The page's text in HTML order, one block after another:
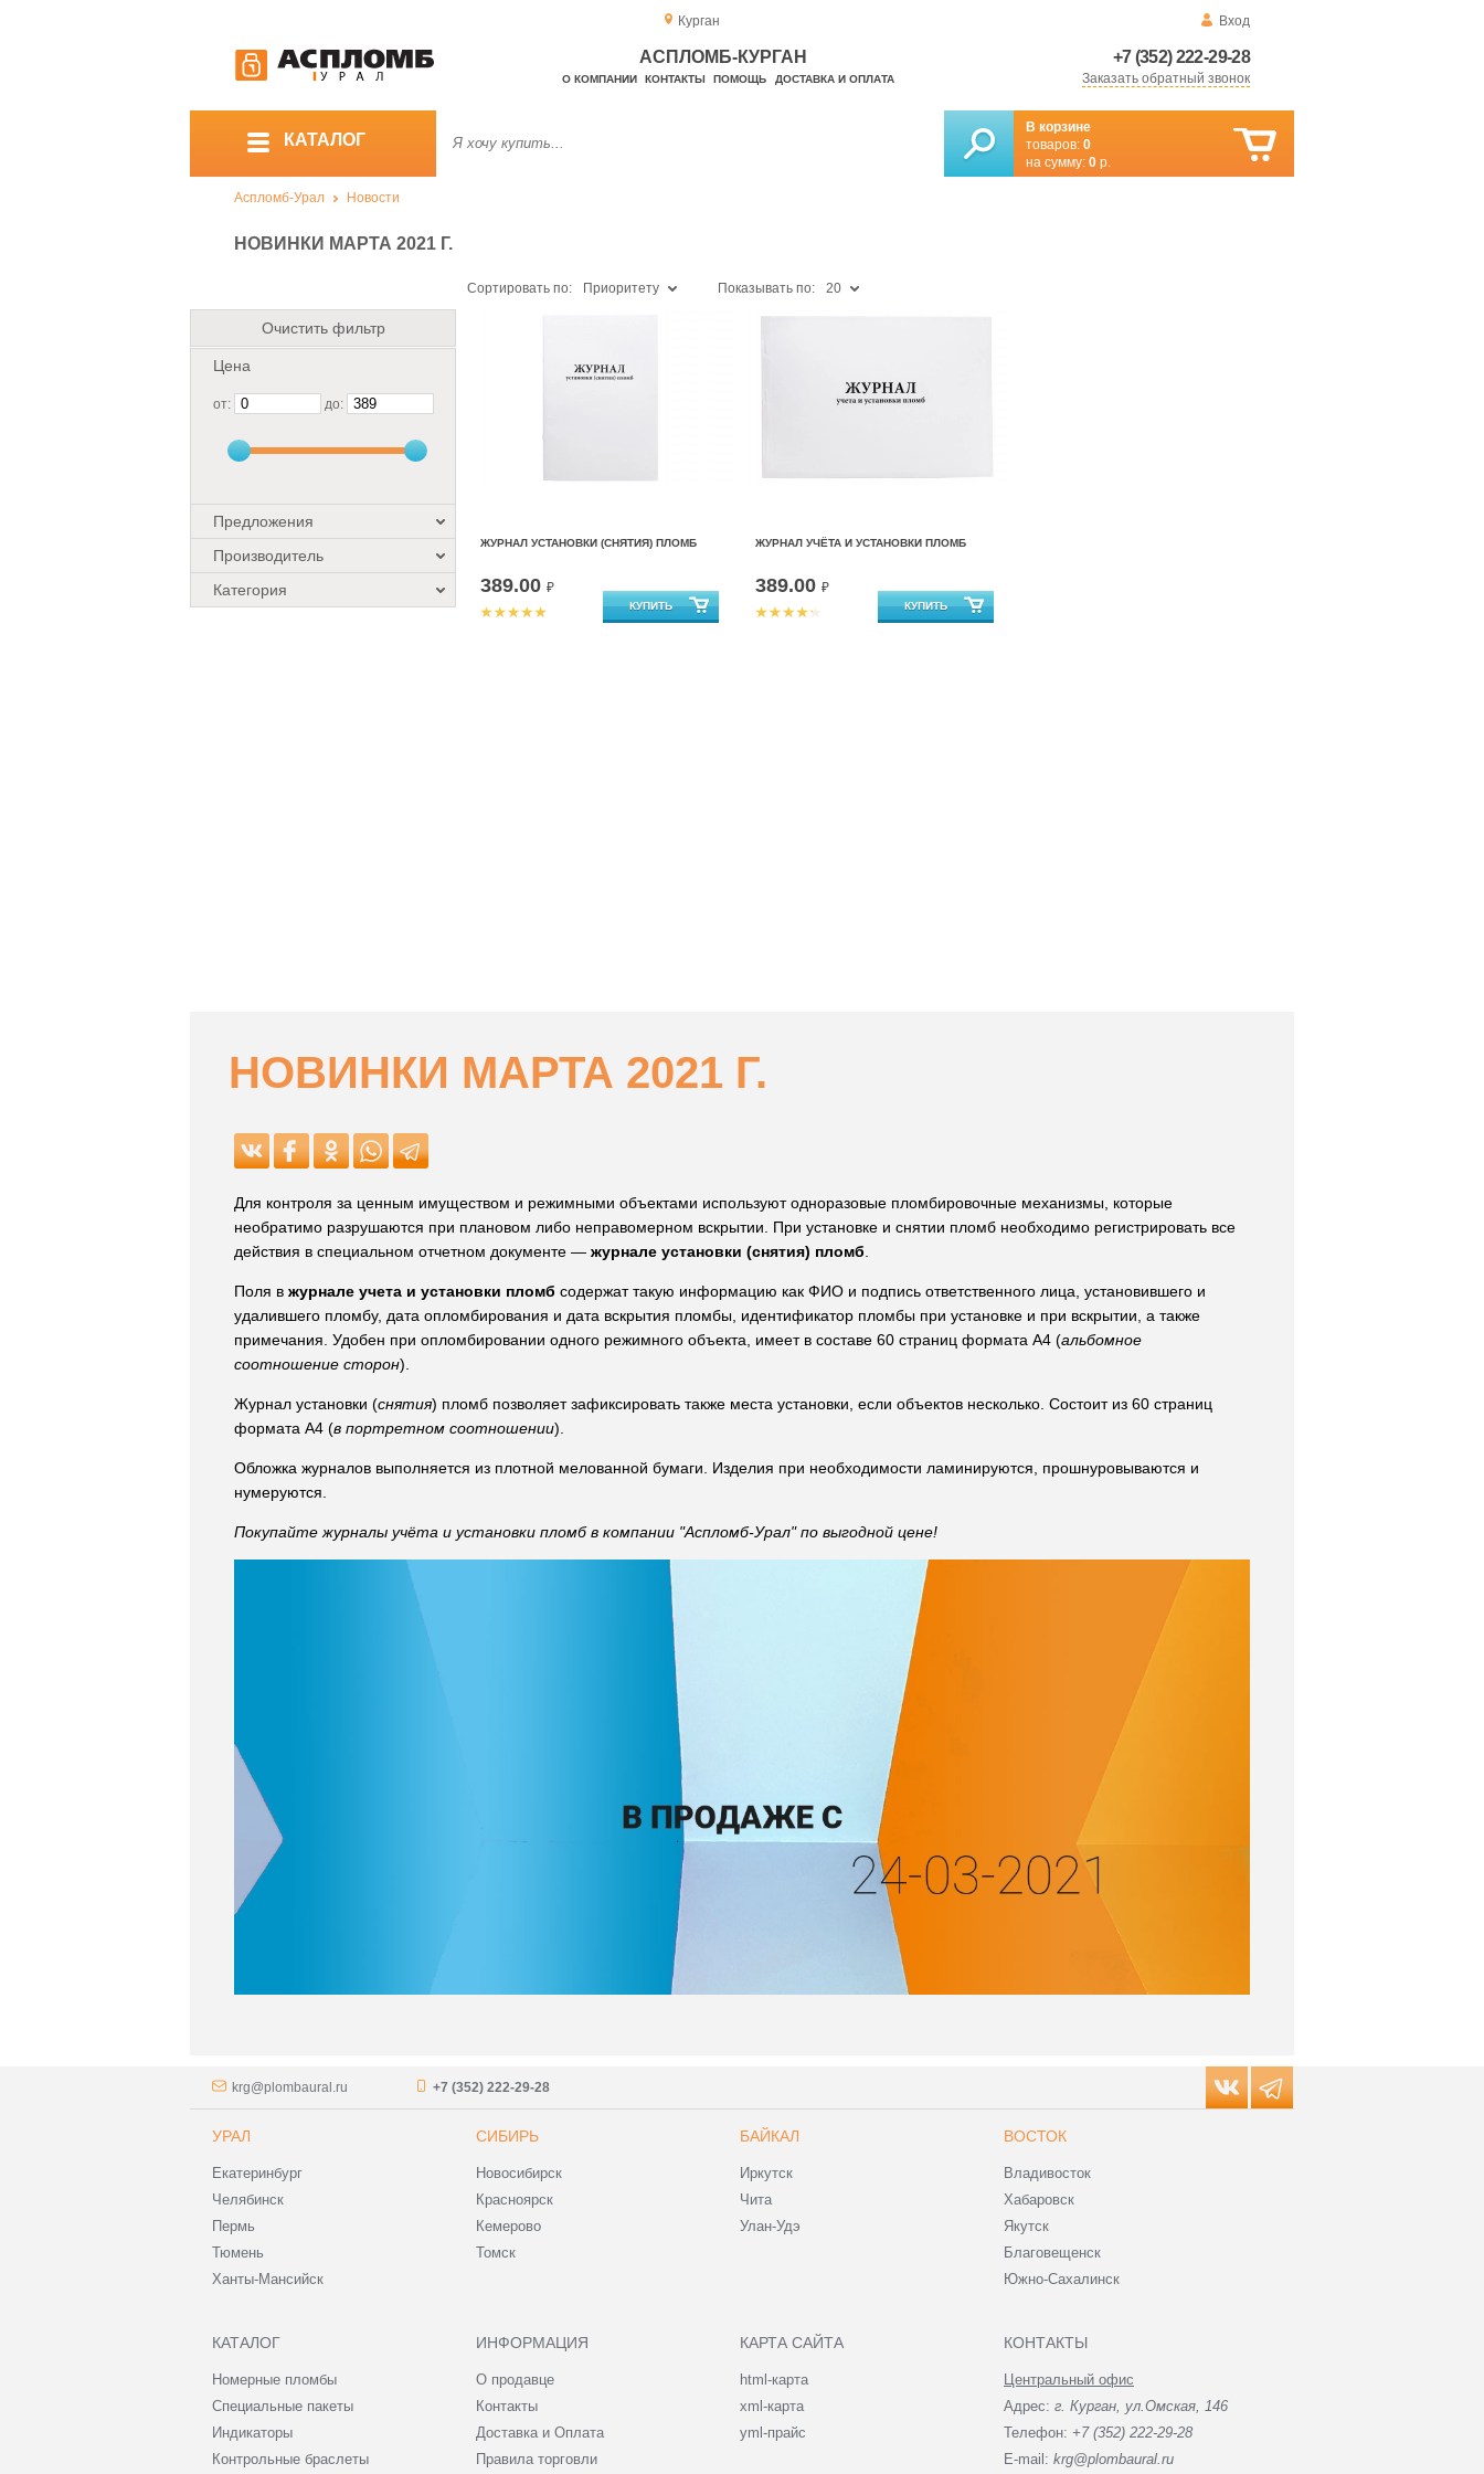
Курган Вход
+7 (352) 222-29-28
Заказать обратный звонок
АСПЛОМБ-КУРГАН
О КОМПАНИИ КОНТАКТЫ ПОМОЩЬ ДОСТАВКА И ОПЛАТА
КАТАЛОГ
В корзине
товаров: 0
на сумму: 0 р.
Аспломб-Урал Новости
НОВИНКИ МАРТА 2021 Г.
Очистить фильтр
Цена
от: до:
Предложения
Производитель
Категория
Сортировать по: Приоритету Показывать по: 20
ЖУРНАЛ УСТАНОВКИ (СНЯТИЯ) ПЛОМБ
389.00 ₽
ЖУРНАЛ УЧЁТА И УСТАНОВКИ ПЛОМБ
389.00 ₽
НОВИНКИ МАРТА 2021 Г.
Для контроля за ценным имуществом и режимными объектами используют одноразовые пломбировочные механизмы, которые
необратимо разрушаются при плановом либо неправомерном вскрытии. При установке и снятии пломб необходимо регистрировать все
действия в специальном отчетном документе — журнале установки (снятия) пломб.
Поля в журнале учета и установки пломб содержат такую информацию как ФИО и подпись ответственного лица, установившего и
удалившего пломбу, дата опломбирования и дата вскрытия пломбы, идентификатор пломбы при установке и при вскрытии, а также
примечания. Удобен при опломбировании одного режимного объекта, имеет в составе 60 страниц формата А4 (альбомное
соотношение сторон).
Журнал установки (снятия) пломб позволяет зафиксировать также места установки, если объектов несколько. Состоит из 60 страниц
формата А4 (в портретном соотношении).
Обложка журналов выполняется из плотной мелованной бумаги. Изделия при необходимости ламинируются, прошнуровываются и
нумеруются.
Покупайте журналы учёта и установки пломб в компании "Аспломб-Урал" по выгодной цене!
krg@plombaural.ru +7 (352) 222-29-28
УРАЛ
Екатеринбург
Челябинск
Пермь
Тюмень
Ханты-Мансийск
СИБИРЬ
Новосибирск
Красноярск
Кемерово
Томск
БАЙКАЛ
Иркутск
Чита
Улан-Удэ
ВОСТОК
Владивосток
Хабаровск
Якутск
Благовещенск
Южно-Сахалинск
КАТАЛОГ
Номерные пломбы
Специальные пакеты
Индикаторы
Контрольные браслеты
ИНФОРМАЦИЯ
О продавце
Контакты
Доставка и Оплата
Правила торговли
КАРТА САЙТА
html-карта
xml-карта
yml-прайс
КОНТАКТЫ
Центральный офис
Адрес: г. Курган, ул.Омская, 146
Телефон: +7 (352) 222-29-28
E-mail: krg@plombaural.ru